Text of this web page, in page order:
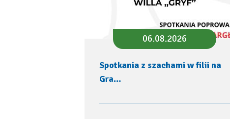
06.08.2026
Spotkania z szachami w filii na
Gra…